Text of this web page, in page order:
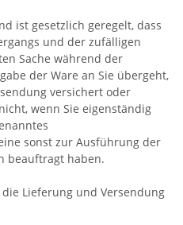
ist gesetzlich geregelt, dass
und der zufälligen
Sache während der
der Ware an Sie übergeht,
versichert oder
wenn Sie eigenständig
sonst zur Ausführung der
beauftragt haben.
Lieferung und Versendung